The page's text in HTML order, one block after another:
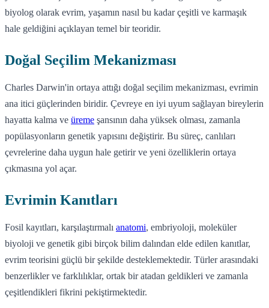
biyolog olarak evrim, yaşamın nasıl bu kadar çeşitli ve karmaşık
hale geldiğini açıklayan temel bir teoridir.
Doğal Seçilim Mekanizması
Charles Darwin'in ortaya attığı doğal seçilim mekanizması, evrimin
ana itici güçlerinden biridir. Çevreye en iyi uyum sağlayan bireylerin
hayatta kalma ve üreme şansının daha yüksek olması, zamanla
popülasyonların genetik yapısını değiştirir. Bu süreç, canlıları
çevrelerine daha uygun hale getirir ve yeni özelliklerin ortaya
çıkmasına yol açar.
Evrimin Kanıtları
Fosil kayıtları, karşılaştırmalı anatomi, embriyoloji, moleküler
biyoloji ve genetik gibi birçok bilim dalından elde edilen kanıtlar,
evrim teorisini güçlü bir şekilde desteklemektedir. Türler arasındaki
benzerlikler ve farklılıklar, ortak bir atadan geldikleri ve zamanla
çeşitlendikleri fikrini pekiştirmektedir.